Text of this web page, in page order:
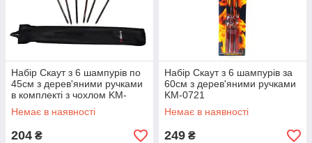
Набір Скаут з 6 шампурів по
45см з дерев'яними ручками
в комплекті з чохлом KM-
0720А
Немає в наявності
204 ₴
Набір Скаут з 6 шампурів за
60см з дерев'яними ручками
KM-0721
Немає в наявності
249 ₴